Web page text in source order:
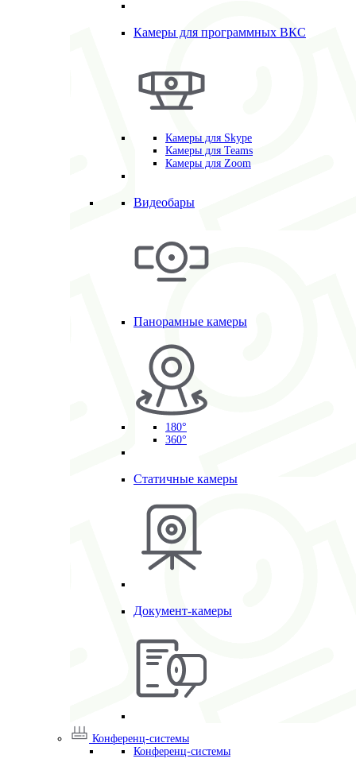
Камеры для программных ВКС
Камеры для Skype
Камеры для Teams
Камеры для Zoom
Видеобары
Панорамные камеры
180°
360°
Статичные камеры
Документ-камеры
Конференц-системы
Конференц-системы